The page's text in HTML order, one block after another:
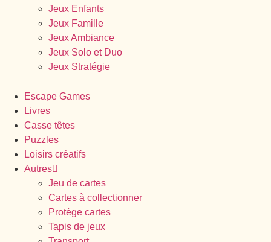
Jeux Enfants
Jeux Famille
Jeux Ambiance
Jeux Solo et Duo
Jeux Stratégie
Escape Games
Livres
Casse têtes
Puzzles
Loisirs créatifs
Autres
Jeu de cartes
Cartes à collectionner
Protège cartes
Tapis de jeux